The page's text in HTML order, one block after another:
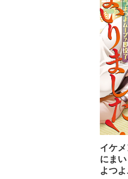
イケ
にま
よつ